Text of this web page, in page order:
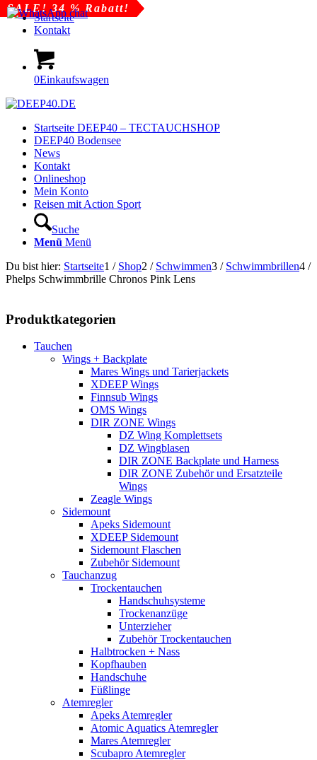
Startseite
Kontakt
0Einkaufswagen
Startseite DEEP40 – TECTAUCHSHOP
DEEP40 Bodensee
News
Kontakt
Onlineshop
Mein Konto
Reisen mit Action Sport
Suche
Menü Menü
Du bist hier: Startseite1 / Shop2 / Schwimmen3 / Schwimmbrillen4 /
Phelps Schwimmbrille Chronos Pink Lens
SALE! 20 % Rabatt!
Produktkategorien
Tauchen
Wings + Backplate
Mares Wings und Tarierjackets
XDEEP Wings
Finnsub Wings
OMS Wings
DIR ZONE Wings
DZ Wing Komplettsets
DZ Wingblasen
DIR ZONE Backplate und Harness
DIR ZONE Zubehör und Ersatzteile
Wings
Zeagle Wings
Sidemount
Apeks Sidemount
XDEEP Sidemount
Sidemount Flaschen
Zubehör Sidemount
Tauchanzug
Trockentauchen
Handschuhsysteme
Trockenanzüge
Unterzieher
Zubehör Trockentauchen
Halbtrocken + Nass
Kopfhauben
Handschuhe
Füßlinge
Atemregler
Apeks Atemregler
Atomic Aquatics Atemregler
Mares Atemregler
Scubapro Atemregler
SALE! 42 % Rabatt!
SALE! 25 % Rabatt!
SALE! 40 % Rabatt!
SALE! 34 % Rabatt!